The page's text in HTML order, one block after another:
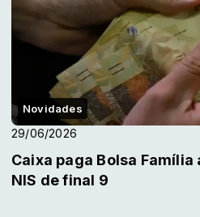
Novidades
29/06/2026
Caixa paga Bolsa
NIS de final 9